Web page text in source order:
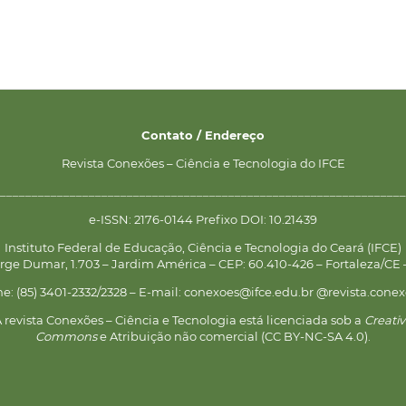
Contato / Endereço
Revista Conexões – Ciência e Tecnologia do IFCE
e-ISSN: 2176-0144 Prefixo DOI: 10.21439
Instituto Federal de Educação, Ciência e Tecnologia do Ceará (IFCE)
Dumar, 1.703 – Jardim América – CEP: 60.410-426 – Fortaleza/CE
(85) 3401-2332/2328 – E-mail: conexoes@ifce.edu.br
revista Conexões – Ciência e Tecnologia está licenciada sob a
Commonse Atribuição não comercial (CC BY-NC-SA 4.0).